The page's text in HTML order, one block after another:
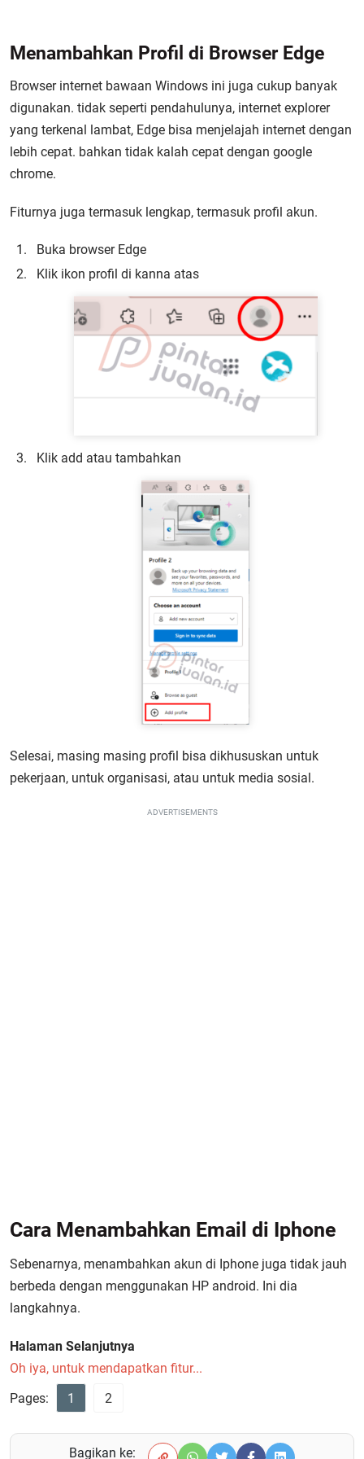
Menambahkan Profil di Browser Edge
Browser internet bawaan Windows ini juga cukup banyak
digunakan. tidak seperti pendahulunya, internet explorer
yang terkenal lambat, Edge bisa menjelajah internet dengan
lebih cepat. bahkan tidak kalah cepat dengan google
chrome.
Fiturnya juga termasuk lengkap, termasuk profil akun.
Buka browser Edge
Klik ikon profil di kanna atas
Klik add atau tambahkan
Selesai, masing masing profil bisa dikhususkan untuk
pekerjaan, untuk organisasi, atau untuk media sosial.
ADVERTISEMENTS
Cara Menambahkan Email di Iphone
Sebenarnya, menambahkan akun di Iphone juga tidak jauh
berbeda dengan menggunakan HP android. Ini dia
langkahnya.
Halaman Selanjutnya
Oh iya, untuk mendapatkan fitur...
Pages:
1 2
Bagikan ke: